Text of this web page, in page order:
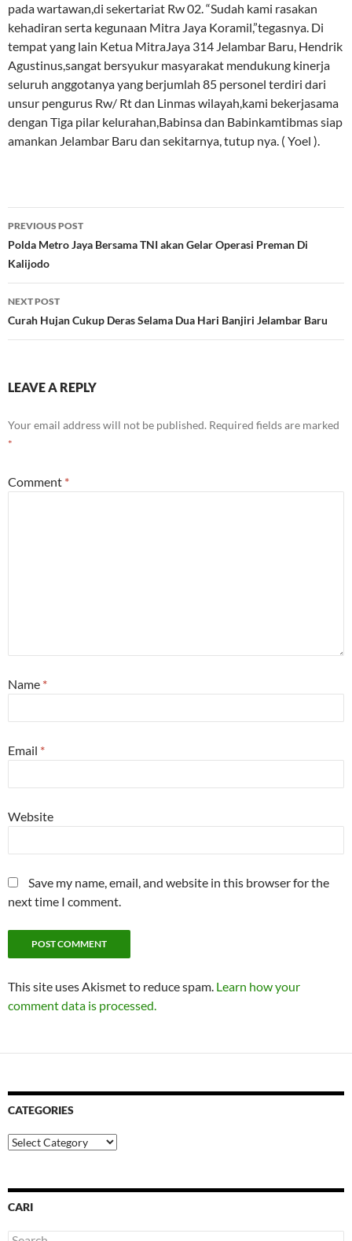
pada wartawan,di sekertariat Rw 02. “Sudah kami rasakan
kehadiran serta kegunaan Mitra Jaya Koramil,”tegasnya. Di
tempat yang lain Ketua MitraJaya 314 Jelambar Baru, Hendrik
Agustinus,sangat bersyukur masyarakat mendukung kinerja
seluruh anggotanya yang berjumlah 85 personel terdiri dari
unsur pengurus Rw/ Rt dan Linmas wilayah,kami bekerjasama
dengan Tiga pilar kelurahan,Babinsa dan Babinkamtibmas siap
amankan Jelambar Baru dan sekitarnya, tutup nya. ( Yoel ).
Post
navigation
PREVIOUS POST
Polda Metro Jaya Bersama TNI akan Gelar Operasi Preman Di
Kalijodo
NEXT POST
Curah Hujan Cukup Deras Selama Dua Hari Banjiri Jelambar Baru
LEAVE A REPLY
Your email address will not be published. Required fields are marked
*
Comment *
Name *
Email *
Website
Save my name, email, and website in this browser for the
next time I comment.
This site uses Akismet to reduce spam. Learn how your
comment data is processed.
CATEGORIES
Categories
CARI
Search